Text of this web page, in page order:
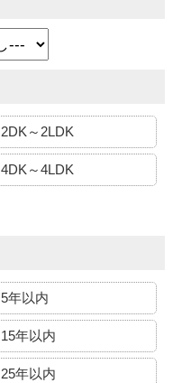
2DK～2LDK
4DK～4LDK
5年以内
15年以内
25年以内